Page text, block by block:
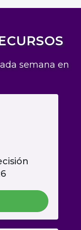
semana en